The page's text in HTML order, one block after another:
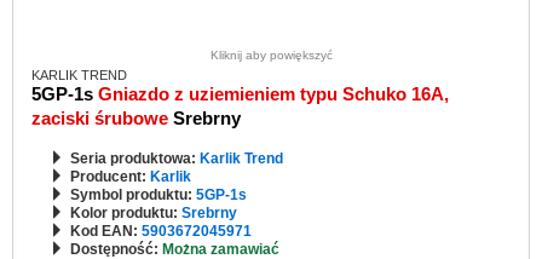
Kliknij aby powiększyć
KARLIK TREND
5GP-1s Gniazdo z uziemieniem typu Schuko 16A,
zaciski śrubowe Srebrny
Seria produktowa: Karlik Trend
Producent: Karlik
Symbol produktu: 5GP-1s
Kolor produktu: Srebrny
Kod EAN: 5903672045971
Dostępność: Można zamawiać